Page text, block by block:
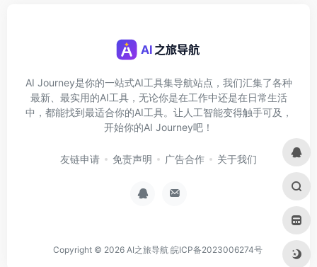
AI Journey是你的一站式AI工具集导航站点，我们汇集了各种
最新、最实用的AI工具，无论你是在工作中还是在日常生活
中，都能找到最适合你的AI工具。让人工智能变得触手可及，
开始你的AI Journey吧！
友链申请 免责声明 广告合作 关于我们
Copyright © 2026 AI之旅导航 皖ICP备2023006274号